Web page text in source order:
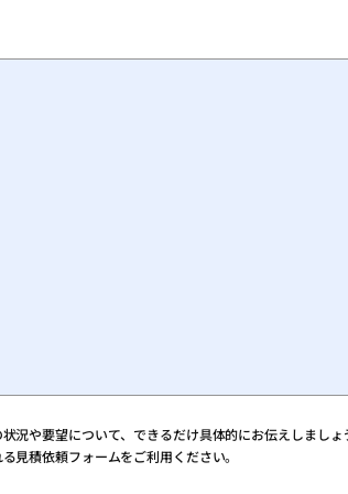
況や要望について、できるだけ具体的にお伝えしましょ
見積依頼フォームをご利用ください。